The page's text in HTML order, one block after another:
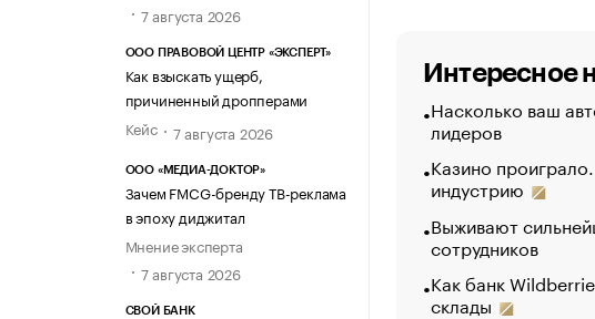
7 августа 2026
ООО ПРАВОВОЙ ЦЕНТР «ЭКСПЕРТ»
Как взыскать ущерб,
причиненный дропперами
Кейс
7 августа 2026
ООО «МЕДИА-ДОКТОР»
Зачем FMCG-бренду ТВ-реклама
в эпоху диджитал
Мнение эксперта
7 августа 2026
СВОЙ БАНК
Интересное
Насколько ваш
лидеров
Казино
индустрию
Выживают
сотрудников
Как банк
склады